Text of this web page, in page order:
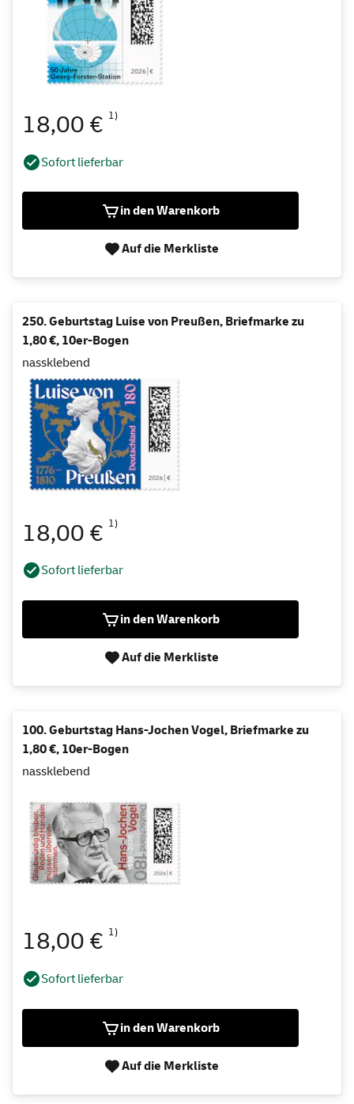
18,00 € 1)
Sofort lieferbar
in den Warenkorb
Auf die Merkliste
250. Geburtstag Luise von Preußen, Briefmarke zu
1,80 €, 10er-Bogen
nassklebend
18,00 € 1)
Sofort lieferbar
in den Warenkorb
Auf die Merkliste
100. Geburtstag Hans-Jochen Vogel, Briefmarke zu
1,80 €, 10er-Bogen
nassklebend
18,00 € 1)
Sofort lieferbar
in den Warenkorb
Auf die Merkliste